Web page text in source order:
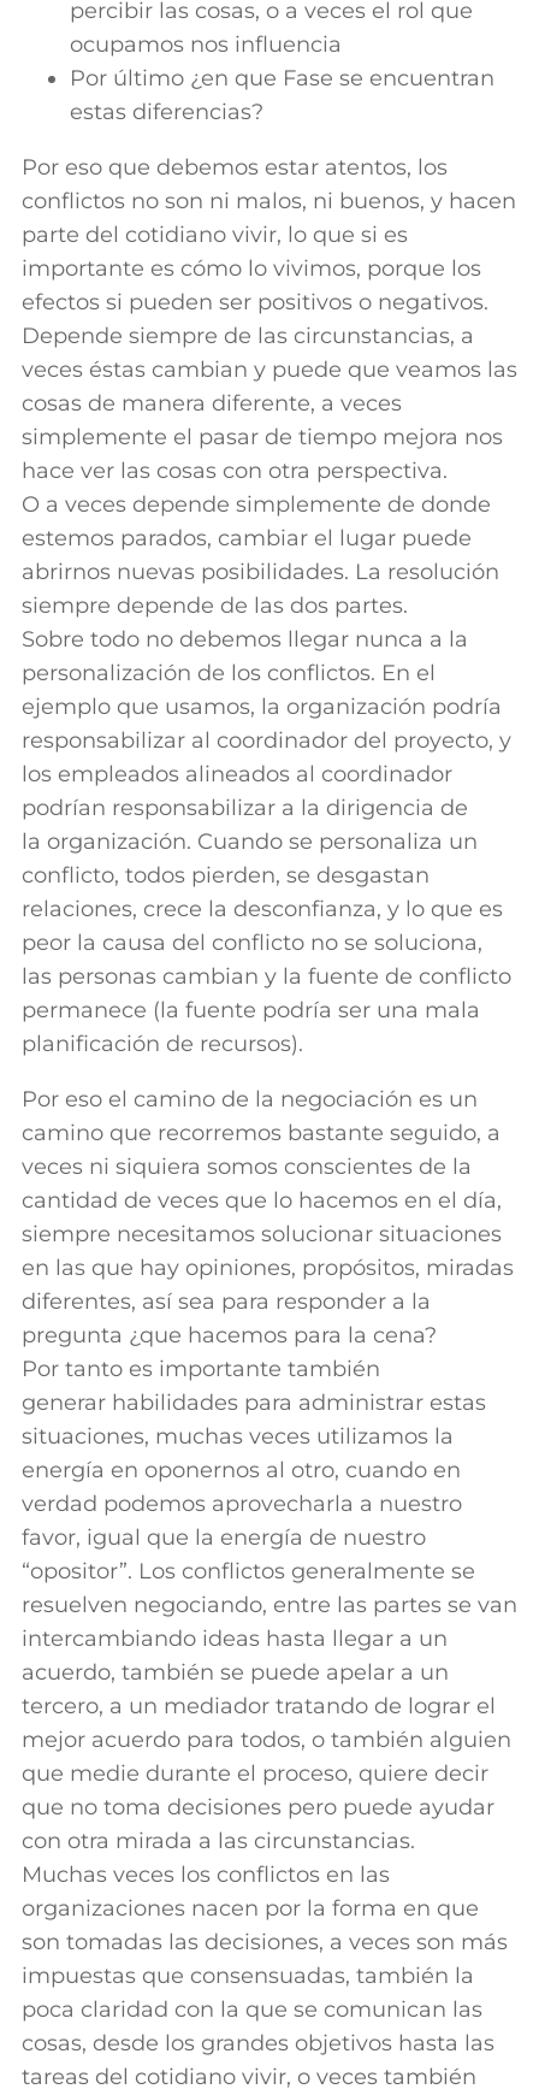
percibir las cosas, o a veces el rol que
ocupamos nos influencia
Por último ¿en que Fase se encuentran
estas diferencias?
Por eso que debemos estar atentos, los
conflictos no son ni malos, ni buenos, y hacen
parte del cotidiano vivir, lo que si es
importante es cómo lo vivimos, porque los
efectos si pueden ser positivos o negativos.
Depende siempre de las circunstancias, a
veces éstas cambian y puede que veamos las
cosas de manera diferente, a veces
simplemente el pasar de tiempo mejora nos
hace ver las cosas con otra perspectiva.
O a veces depende simplemente de donde
estemos parados, cambiar el lugar puede
abrirnos nuevas posibilidades. La resolución
siempre depende de las dos partes.
Sobre todo no debemos llegar nunca a la
personalización de los conflictos. En el
ejemplo que usamos, la organización podría
responsabilizar al coordinador del proyecto, y
los empleados alineados al coordinador
podrían responsabilizar a la dirigencia de
la organización. Cuando se personaliza un
conflicto, todos pierden, se desgastan
relaciones, crece la desconfianza, y lo que es
peor la causa del conflicto no se soluciona,
las personas cambian y la fuente de conflicto
permanece (la fuente podría ser una mala
planificación de recursos).
Por eso el camino de la negociación es un
camino que recorremos bastante seguido, a
veces ni siquiera somos conscientes de la
cantidad de veces que lo hacemos en el día,
siempre necesitamos solucionar situaciones
en las que hay opiniones, propósitos, miradas
diferentes, así sea para responder a la
pregunta ¿que hacemos para la cena?
Por tanto es importante también
generar habilidades para administrar estas
situaciones, muchas veces utilizamos la
energía en oponernos al otro, cuando en
verdad podemos aprovecharla a nuestro
favor, igual que la energía de nuestro
“opositor”. Los conflictos generalmente se
resuelven negociando, entre las partes se van
intercambiando ideas hasta llegar a un
acuerdo, también se puede apelar a un
tercero, a un mediador tratando de lograr el
mejor acuerdo para todos, o también alguien
que medie durante el proceso, quiere decir
que no toma decisiones pero puede ayudar
con otra mirada a las circunstancias.
Muchas veces los conflictos en las
organizaciones nacen por la forma en que
son tomadas las decisiones, a veces son más
impuestas que consensuadas, también la
poca claridad con la que se comunican las
cosas, desde los grandes objetivos hasta las
tareas del cotidiano vivir, o veces también